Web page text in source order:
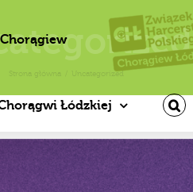
Łódzkiej
Strona główna Uncategorized